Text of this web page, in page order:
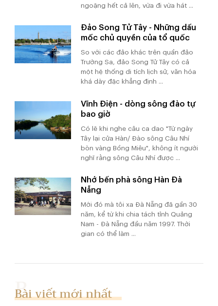
ngoặng hết cả lên, vừa đi vừa hát ...
Đảo Song Tử Tây - Những dấu
mốc chủ quyền của tổ quốc
So với các đảo khác trên quần đảo
Trường Sa, đảo Song Tử Tây có cả
một hệ thống di tích lịch sử, văn hóa
khá dày đặc khẳng định ...
Vĩnh Điện - dòng sông đào tự
bao giờ
Có lẽ khi nghe câu ca dao "Từ ngày
Tây lại cửa Hàn/ Đào sông Câu Nhí
bòn vàng Bồng Miêu", không ít người
nghĩ rằng sông Câu Nhí được ...
Nhớ bến phà sông Hàn Đà
Nẵng
Mới đó mà tôi xa Đà Nẵng đã gần 30
năm, kể từ khi chia tách tỉnh Quảng
Nam - Đà Nẵng đầu năm 1997. Thời
gian có thể làm ...
Bài viết mới nhất